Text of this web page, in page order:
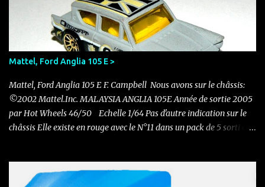
Mattel, Ford Anglia 105 E >
Mattel, Ford Anglia 105 E F. Campbell Nous avons sur le châssis:
©2002 Mattel.Inc. MALAYSIA ANGLIA 105E Année de sortie 2005
par Hot Wheels 46/50 Echelle 1/64 Pas d'autre indication sur le
châssis Elle existe en rouge avec le N°11 dans un pack de 5 sorti en